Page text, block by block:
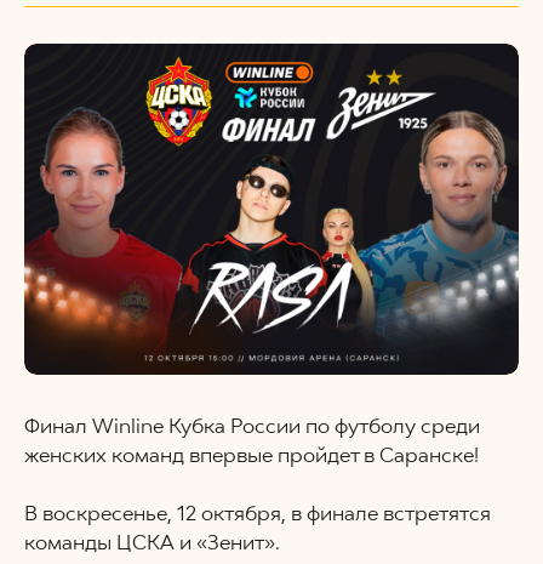
Финал Winline Кубка России по футболу среди
женских команд впервые пройдет в Саранске!
В воскресенье, 12 октября, в финале встретятся
команды ЦСКА и «Зенит».